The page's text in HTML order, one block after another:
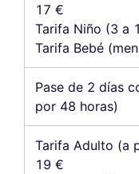
17 €
Tarifa Niño (3 a
Tarifa Bebé
Pase de 2 días
por 48 horas)
Tarifa Adulto (a
19 €